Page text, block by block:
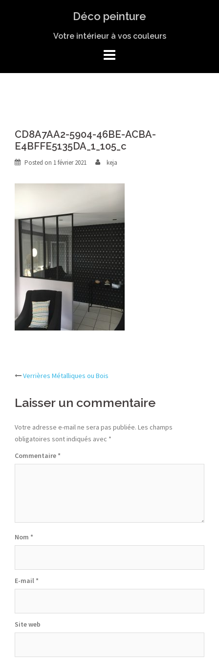
Déco peinture
Votre intérieur à vos couleurs
CD8A7AA2-5904-46BE-ACBA-
E4BFFE5135DA_1_105_c
Posted on 1 février 2021 keja
Post
navigation
Verrières Métalliques ou Bois
Laisser un commentaire
Votre adresse e-mail ne sera pas publiée. Les champs
obligatoires sont indiqués avec *
Commentaire *
Nom *
E-mail *
Site web